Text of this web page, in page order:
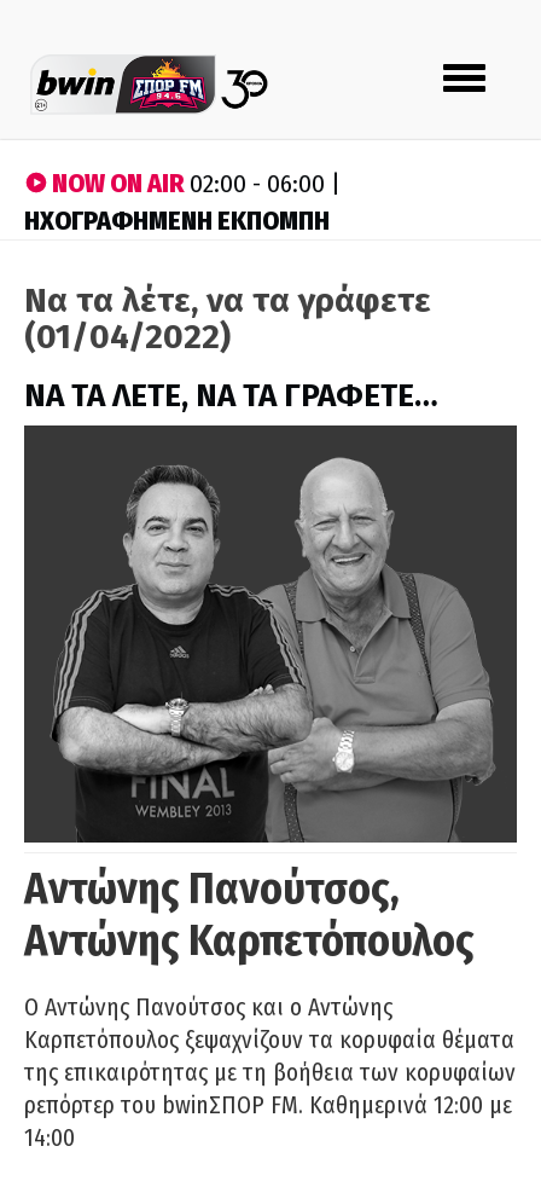
Toggle
navigation
NOW ON AIR02:00 - 06:00 |
ΗΧΟΓΡΑΦΗΜΕΝΗ ΕΚΠΟΜΠΗ
Να τα λέτε, να τα γράφετε
(01/04/2022)
ΝΑ ΤΑ ΛΕΤΕ, ΝΑ ΤΑ ΓΡΑΦΕΤΕ…
Αντώνης Πανούτσος,
Αντώνης Καρπετόπουλος
Ο Αντώνης Πανούτσος και ο Αντώνης
Καρπετόπουλος ξεψαχνίζουν τα κορυφαία θέματα
της επικαιρότητας με τη βοήθεια των κορυφαίων
ρεπόρτερ του bwinΣΠΟΡ FM. Καθημερινά 12:00 με
14:00